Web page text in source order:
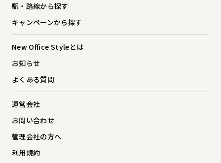
駅・路線から探す
キャンペーンから探す
New Office Styleとは
お知らせ
よくある質問
運営会社
お問い合わせ
管理会社の方へ
利用規約